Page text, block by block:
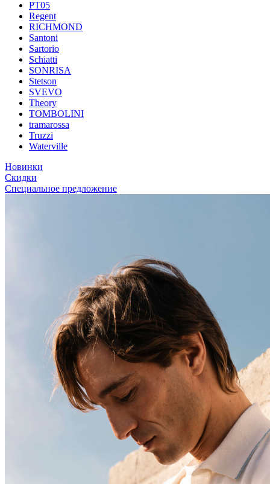
PT05
Regent
RICHMOND
Santoni
Sartorio
Schiatti
SONRISA
Stetson
SVEVO
Theory
TOMBOLINI
tramarossa
Truzzi
Waterville
Новинки
Скидки
Специальное предложение